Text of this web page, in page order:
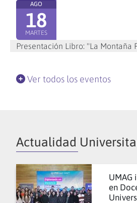
AGO
18
MARTES
Presentación Libro: "La Montaña
Ver todos los eventos
Actualidad
UMAG
en